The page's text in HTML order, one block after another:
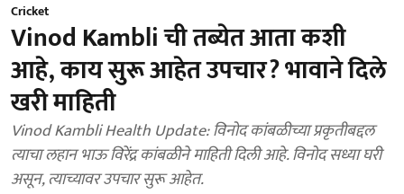
Cricket
Vinod Kambli ची तब्येत आता कशी
आहे, काय सुरू आहेत उपचार? भावाने दिले
खरी माहिती
Vinod Kambli Health Update: विनोद कांबळीच्या प्रकृतीबद्दल
त्याचा लहान भाऊ विरेंद्र कांबळीने माहिती दिली आहे. विनोद सध्या घरी
असून, त्याच्यावर उपचार सुरू आहेत.